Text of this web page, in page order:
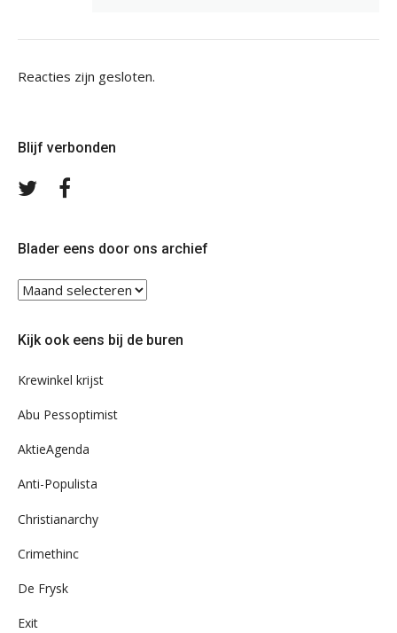
Reacties zijn gesloten.
Blijf verbonden
Volg
Blader eens door ons archief
Blader
eens
ons
Kijk ook eens bij de buren
Krewinkel krijst
Abu Pessoptimist
AktieAgenda
Anti-Populista
Christianarchy
Crimethinc
De Frysk
Exit